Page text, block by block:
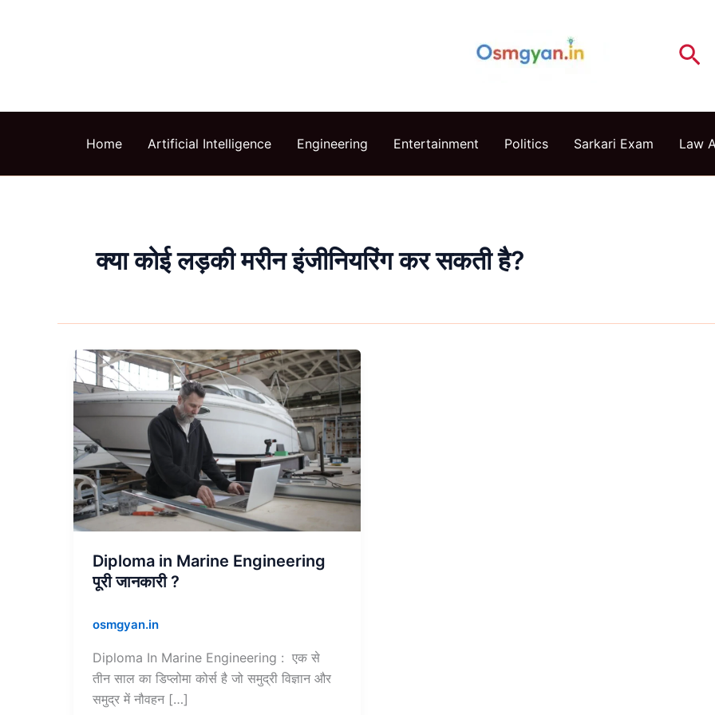
Home Artificial Intelligence Engineering Entertainment Politics Sarkari Exam Law
क्या कोई लड़की मरीन इंजीनियरिंग कर सकती है?
Diploma in Marine Engineering
पूरी जानकारी ?
osmgyan.in
Diploma In Marine Engineering : एक से
तीन साल का डिप्लोमा कोर्स है जो समुद्री विज्ञान और
समुद्र में नौवहन […]
Diploma
in
Marine
Engineering
पूरी
जानकारी
?